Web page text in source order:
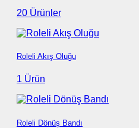
20 Ürünler
Roleli Akış Oluğu
1 Ürün
Roleli Dönüş Bandı